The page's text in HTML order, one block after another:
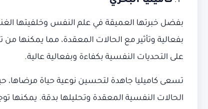
بفضل خبرتها العميقة في علم النفس وخلفيتها
بفعالية وتأثير مع الحالات المعقدة، مما
على التحديات النفسية بكفاءة وبفعالية عالية.
تسعى كاميليا جاهدة لتحسين نوعية حياة مرضاها،
الحالات النفسية المعقدة وتحليلها بدقة.